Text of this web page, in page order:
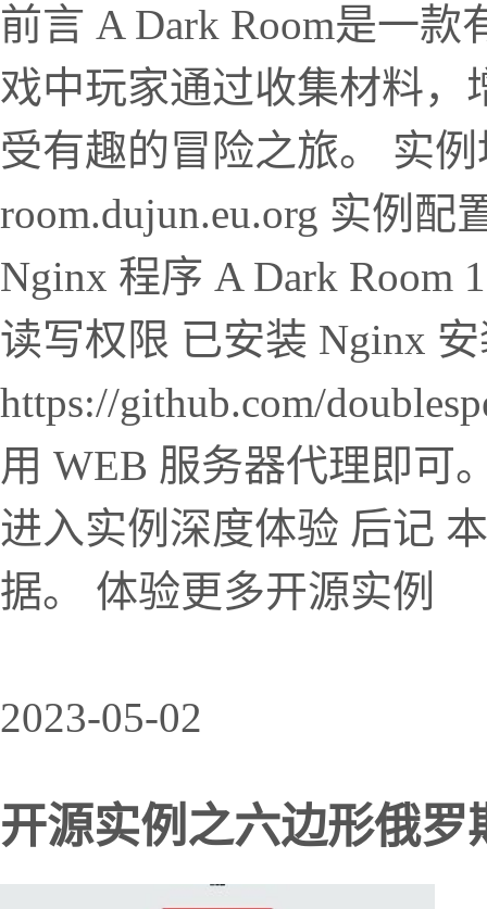
前言 A Dark Room是一
戏中玩家通过收集材料，
受有趣的冒险之旅。 实例
room.dujun.eu.org 实例配
Nginx 程序 A Dark Room
读写权限 已安装 Nginx
https://github.com/
用 WEB 服务器代理即可
进入实例深度体验 后记
据。 体验更多开源实例
2023-05-02
开源实例之六边形俄